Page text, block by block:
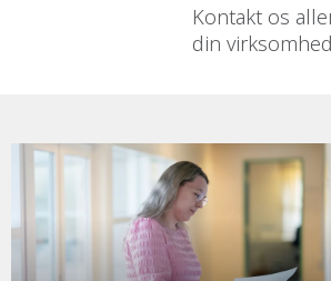
Kontakt os
din